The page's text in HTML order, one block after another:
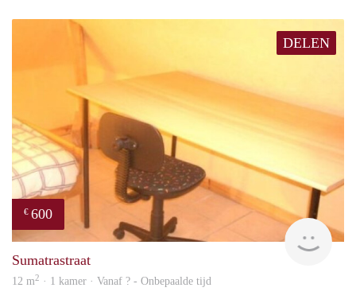
DELEN
€ 600
Sumatrastraat
12 m2 · 1 kamer · Vanaf ? - Onbepaalde tijd